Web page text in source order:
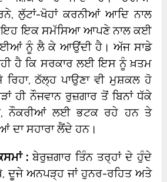
ਲੁੱਟਾਂ-ਖੋਹਾਂ ਕਰਨੀਆਂ ਆਦਿ ਨਾਲ
ਇਹ ਇਕ ਸਮੱਸਿਆ ਆਪਣੇ ਨਾਲ ਕਈ
ਨੂੰ ਲੈ ਕੇ ਆਉਂਦੀ ਹੈ। ਅੱਜ ਸਾਡੇ
ਹੈ ਕਿ ਸਰਕਾਰ ਲਈ ਇਸ ਨੂੰ ਖ਼ਤਮ
ਰਿਹਾ, ਠੱਲ੍ਹ ਪਾਉਣਾ ਵੀ ਮੁਸ਼ਕਲ ਹੋ
ਹੀ ਨੌਜਵਾਨ ਰੁਜ਼ਗਾਰ ਤੋਂ ਬਿਨਾਂ ਧੱਕੇ
ਨੌਕਰੀਆਂ ਲਈ ਭਟਕ ਰਹੇ ਹਨ ਤੇ
ਦਾ ਸਹਾਰਾ ਲੈਂਦੇ ਹਨ।
: ਬੇਰੁਜ਼ਗਾਰ ਤਿੰਨ ਤਰ੍ਹਾਂ ਦੇ ਹੁੰਦੇ
ਦੂਜੇ ਅਨਪੜ੍ਹ ਜਾਂ ਹੁਨਰ-ਰਹਿਤ ਅਤੇ